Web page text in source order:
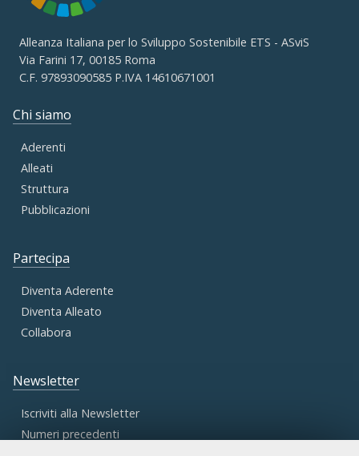
Alleanza Italiana per lo Sviluppo Sostenibile ETS - ASviS
Via Farini 17, 00185 Roma
C.F. 97893090585 P.IVA 14610671001
Chi siamo
Aderenti
Alleati
Struttura
Pubblicazioni
Partecipa
Diventa Aderente
Diventa Alleato
Collabora
Newsletter
Iscriviti alla Newsletter
Numeri precedenti